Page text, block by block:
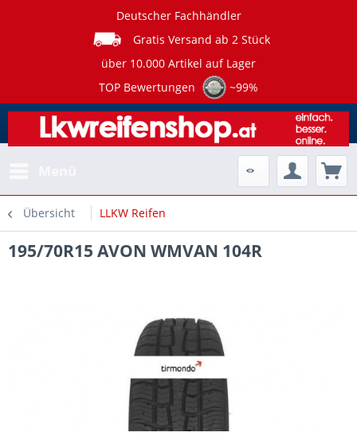
Deutscher Fachhändler
Gratis Versand ab 2 Stück
über 10.000 Artikel auf Lager
TOP Bewertungen
~99%
Übersicht LLKW Reifen
195/70R15 AVON WMVAN 104R